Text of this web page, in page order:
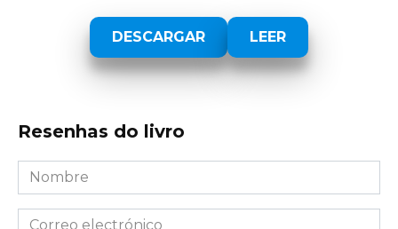
DESCARGAR LEER
Resenhas do livro
Nombre
*
Correo